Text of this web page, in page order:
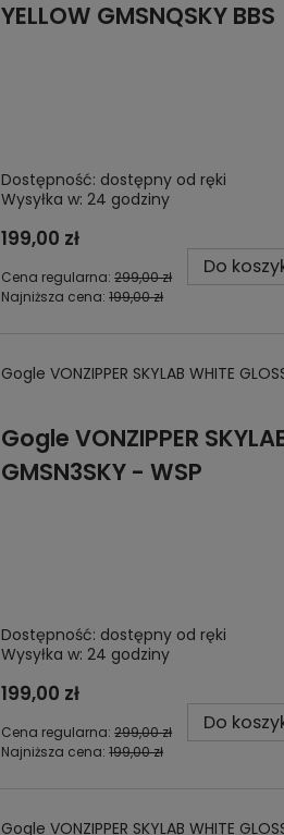
YELLOW GMSNQSKY BBS
Dostępność: dostępny od ręki
Wysyłka w: 24 godziny
199,00 zł
Cena regularna:299,00 zł
Najniższa cena:199,00 zł
Do
Gogle VONZIPPER SKYLAB WHITE
GogleVONZIPPER
GMSN3SKY - WSP
Dostępność: dostępny od ręki
Wysyłka w: 24 godziny
199,00 zł
Cena regularna:299,00 zł
Najniższa cena:199,00 zł
Do
Gogle VONZIPPER SKYLAB WHITE